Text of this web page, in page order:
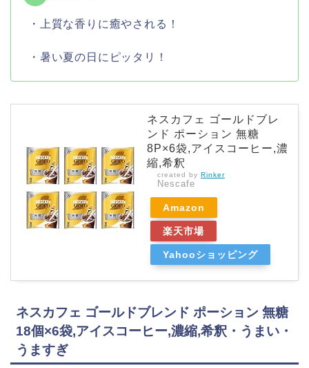
・上質な香りに癒やされる！
・暑い夏の日にピッタリ！
ネスカフェ ゴールドブレ
ンド ポーション 無糖
8P×6袋,アイスコーヒー,濃
縮,希釈
created by Rinker
Nescafe
Amazon
楽天市場
Yahooショッピング
ネスカフェ ゴールドブレンド ポーション 無糖
18個×6袋,アイスコーヒー,濃縮,希釈・うまい・
うますぎ